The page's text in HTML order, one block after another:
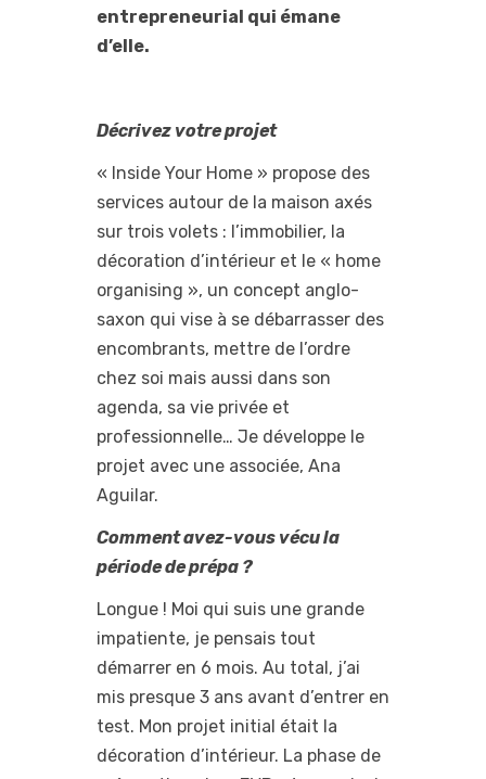
entrepreneurial qui émane
d’elle.
Décrivez votre projet
« Inside Your Home » propose des
services autour de la maison axés
sur trois volets : l’immobilier, la
décoration d’intérieur et le « home
organising », un concept anglo-
saxon qui vise à se débarrasser des
encombrants, mettre de l’ordre
chez soi mais aussi dans son
agenda, sa vie privée et
professionnelle… Je développe le
projet avec une associée, Ana
Aguilar.
Comment avez-vous vécu la
période de prépa ?
Longue ! Moi qui suis une grande
impatiente, je pensais tout
démarrer en 6 mois. Au total, j’ai
mis presque 3 ans avant d’entrer en
test. Mon projet initial était la
décoration d’intérieur. La phase de